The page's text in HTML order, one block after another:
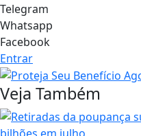
Telegram
Whatsapp
Facebook
Entrar
Veja Também